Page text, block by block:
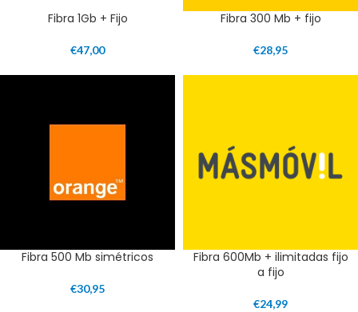
Fibra 1Gb + Fijo
€47,00
Fibra 300 Mb + fijo
€28,95
Fibra 500 Mb simétricos
€30,95
Fibra 600Mb + ilimitadas fijo
a fijo
€24,99